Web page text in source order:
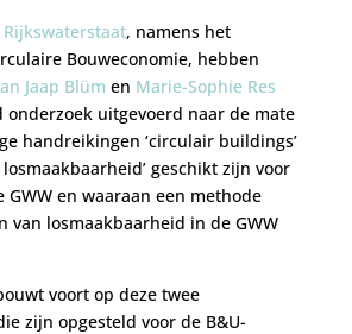
Rijkswaterstaat, namens het
Bouweconomie, hebben
Jaap Blüm en Marie-Sophie Res
onderzoek uitgevoerd naar de mate
handreikingen ‘circulair buildings’
geschikt zijn voor
GWW en waaraan een methode
van losmaakbaarheid in de GWW
voort op deze twee
zijn opgesteld voor de B&U-